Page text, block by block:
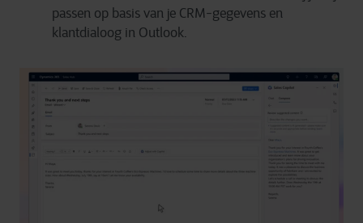
passen op basis van je CRM-gegevens en
klantdialoog in Outlook.